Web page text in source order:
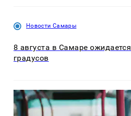
Новости Самары
8 августа в Самаре
градусов